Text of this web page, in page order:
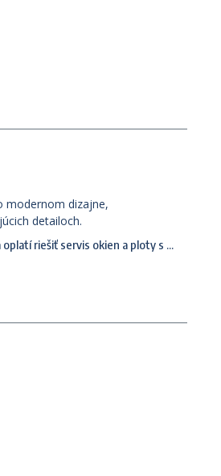
riešiť servis okien a ploty s ...